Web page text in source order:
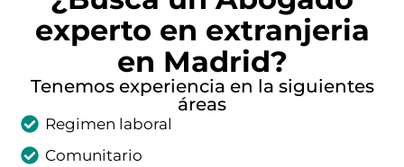
experto en extranjeria
en Madrid?
Tenemos experiencia en la siguientes
áreas
Regimen laboral
Comunitario